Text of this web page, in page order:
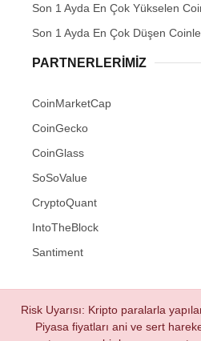
Son 1 Ayda En Çok Yükselen
Son 1 Ayda En Çok Düşen
PARTNERLERIMIZ
CoinMarketCap
CoinGecko
CoinGlass
SoSoValue
CryptoQuant
IntoTheBlock
Santiment
Risk Uyarısı: Kripto paralarla
Piyasa fiyatları ani ve sert